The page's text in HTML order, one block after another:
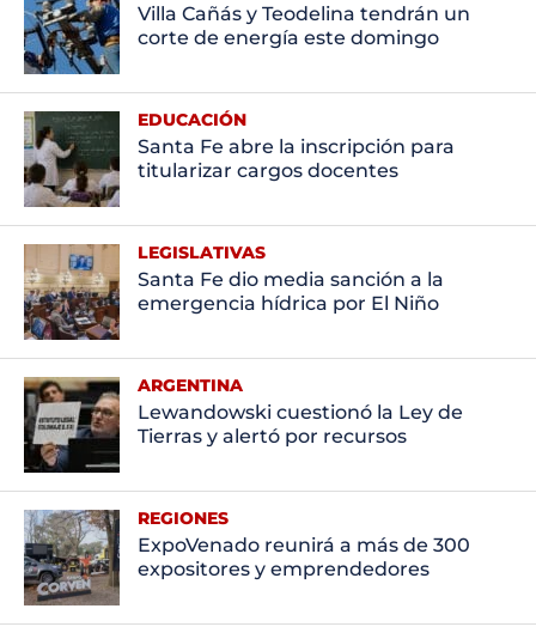
Villa Cañás y Teodelina tendrán un
corte de energía este domingo
EDUCACIÓN
Santa Fe abre la inscripción para
titularizar cargos docentes
LEGISLATIVAS
Santa Fe dio media sanción a la
emergencia hídrica por El Niño
ARGENTINA
Lewandowski cuestionó la Ley de
Tierras y alertó por recursos
REGIONES
ExpoVenado reunirá a más de 300
expositores y emprendedores